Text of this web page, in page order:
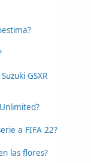
GSXR
a FIFA 22?
las flores?